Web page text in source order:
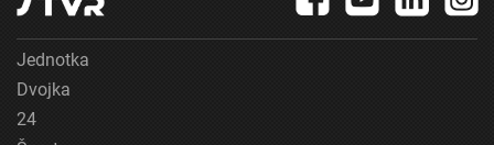
Jednotka
Dvojka
24